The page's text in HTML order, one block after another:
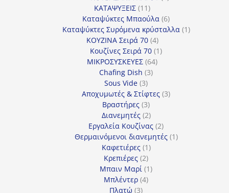
ΚΑΤΑΨΥΞΕΙΣ 1111
προϊόντα
Καταψύκτες Μπαούλα 66
προϊόντα
Καταψύκτες Συρόμενα κρύσταλλα 11
ΚΟΥΖΙΝΑ Σειρά 70 44
προϊόντα
Κουζίνες Σειρά 70 11
ΜΙΚΡΟΣΥΣΚΕΥΕΣ 6464
Chafing Dish 33
Sous Vide 33
προϊόντα
Αποχυμωτές & Στίφτες 33
Βραστήρες 33
προϊόντα
Διανεμητές 22
προϊόντα
Εργαλεία Κουζίνας 22
προϊόντα
Θερμαινόμενοι διανεμητές 11
Καφετιέρες 11
προϊόν
Κρεπιέρες 22
προϊόντα
Μπαιν Μαρί 11
Μπλέντερ 44
Πλατώ 33